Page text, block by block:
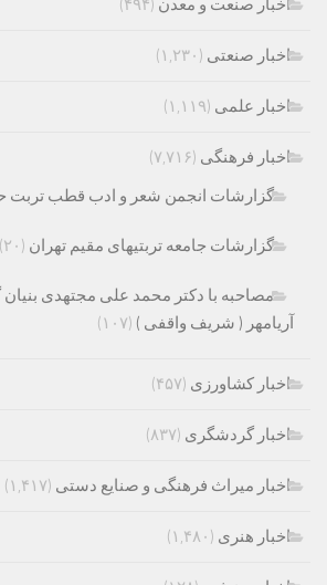
اخبار صنعت و معدن (۴۹۴)
اخبار صنعتی (۱,۲۳۰)
اخبار علمی (۱,۱۱۹)
اخبار فرهنگی (۷,۷۱۶)
گزارشات انجمن شعر و ادب قطب تربت
گزارشات جامعه تربتیهای مقیم تهران (۲۰)
مصاحبه با دکتر محمد علی مجتهدی بنیان
آریامهر ( شریف واقفی ) (۱۰۷)
اخبار کشاورزی (۴۵۷)
اخبار گردشگری (۸۳۷)
اخبار میراث فرهنگی و صنایع دستی (۱,۴۱۷)
اخبار هنری (۱,۴۸۰)